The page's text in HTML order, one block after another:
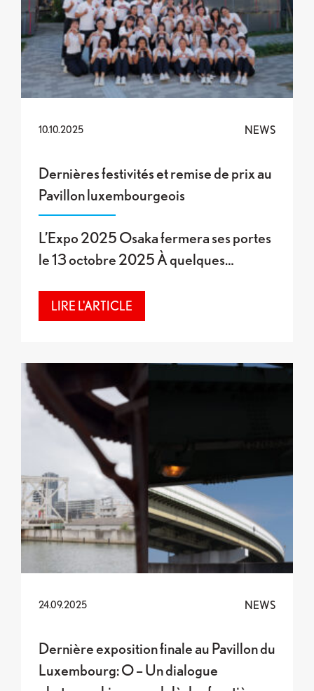
10.10.2025 NEWS
Dernières festivités et remise de prix au
Pavillon luxembourgeois
L’Expo 2025 Osaka fermera ses portes
le 13 octobre 2025 À quelques…
LIRE L'ARTICLE
Dernière exposition finale au Pavillon du
24.09.2025 NEWS
Dernière exposition finale au Pavillon du
Luxembourg: O – Un dialogue